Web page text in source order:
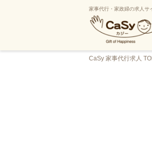
家事代行・家政婦の求人サ
CaSy 家事代行求人